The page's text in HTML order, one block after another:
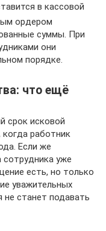
в кассовой
ордером
суммы. При
они
порядке.
что ещё
срок исковой
работник
Если же
сотрудника уже
есть, но только
уважительных
не станет подавать